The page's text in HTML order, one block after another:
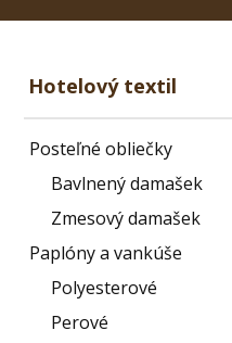
Hotelový textil
Posteľné obliečky
Bavlnený damašek
Zmesový damašek
Paplóny a vankúše
Polyesterové
Perové